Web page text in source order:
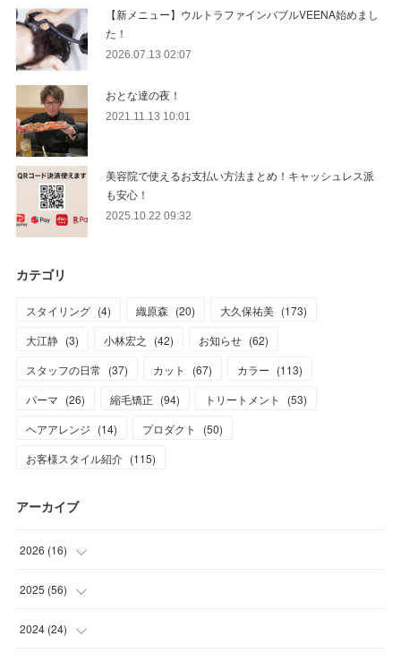
【新メニュー】ウルトラファインバブルVEENA始めまし
た！
2026.07.13 02:07
おとな達の夜！
2021.11.13 10:01
美容院で使えるお支払い方法まとめ！キャッシュレス派
も安心！
2025.10.22 09:32
カテゴリ
スタイリング (4) 織原森 (20) 大久保祐美 (173)
大江静 (3) 小林宏之 (42) お知らせ (62)
スタッフの日常 (37) カット (67) カラー (113)
パーマ (26) 縮毛矯正 (94) トリートメント (53)
ヘアアレンジ (14) プロダクト (50)
お客様スタイル紹介 (115)
アーカイブ
2026 (16)
(1
(1
2025 (56)
(5
2024 (24)